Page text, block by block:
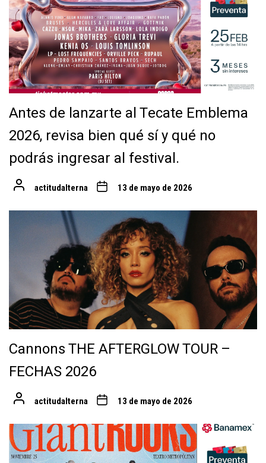
Antes de lanzarte al Tecate Emblema
2026, revisa bien qué sí y qué no
podrás ingresar al festival.
actitudalterna 13 de mayo de 2026
Cannons THE AFTERGLOW TOUR –
FECHAS 2026
actitudalterna 13 de mayo de 2026